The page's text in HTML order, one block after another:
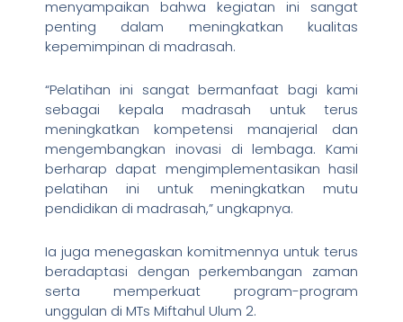
menyampaikan bahwa kegiatan ini sangat
penting dalam meningkatkan kualitas
kepemimpinan di madrasah.
“Pelatihan ini sangat bermanfaat bagi kami
sebagai kepala madrasah untuk terus
meningkatkan kompetensi manajerial dan
mengembangkan inovasi di lembaga. Kami
berharap dapat mengimplementasikan hasil
pelatihan ini untuk meningkatkan mutu
pendidikan di madrasah,” ungkapnya.
Ia juga menegaskan komitmennya untuk terus
beradaptasi dengan perkembangan zaman
serta memperkuat program-program
unggulan di MTs Miftahul Ulum 2.